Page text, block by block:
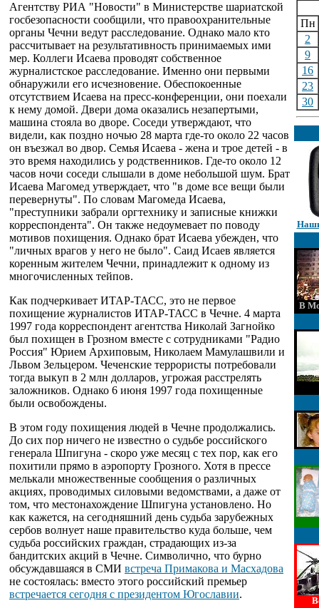
Агентству РИА "Новости" в Министерстве шариатской
госбезопасности сообщили, что правоохранительные
органы Чечни ведут расследование. Однако мало кто
рассчитывает на результативность принимаемых ими
мер. Коллеги Исаева проводят собственное
журналистское расследование. Именно они первыми
обнаружили его исчезновение. Обеспокоенные
отсутствием Исаева на пресс-конференции, они поехали
к нему домой. Двери дома оказались незапертыми,
машина стояла во дворе. Соседи утверждают, что
видели, как поздно ночью 28 марта где-то около 22 часов
он въезжал во двор. Семья Исаева - жена и трое детей - в
это время находились у родственников. Где-то около 12
часов ночи соседи слышали в доме небольшой шум. Брат
Исаева Магомед утверждает, что "в доме все вещи были
перевернуты". По словам Магомеда Исаева,
"преступники забрали оргтехнику и записные книжки
корреспондента". Он также недоумевает по поводу
мотивов похищения. Однако брат Исаева убежден, что
"личных врагов у него не было". Саид Исаев является
коренным жителем Чечни, принадлежит к одному из
многочисленных тейпов.
Как подчеркивает ИТАР-ТАСС, это не первое
похищение журналистов ИТАР-ТАСС в Чечне. 4 марта
1997 года корреспондент агентства Николай Загнойко
был похищен в Грозном вместе с сотрудниками "Радио
Россия" Юрием Архиповым, Николаем Мамулашвили и
Львом Зельцером. Чеченские террористы потребовали
тогда выкуп в 2 млн долларов, угрожая расстрелять
заложников. Однако 6 июня 1997 года похищенные
были освобождены.
В этом году похищения людей в Чечне продолжались.
До сих пор ничего не известно о судьбе российского
генерала Шпигуна - скоро уже месяц с тех пор, как его
похитили прямо в аэропорту Грозного. Хотя в прессе
мелькали множественные сообщения о различных
акциях, проводимых силовыми ведомствами, а даже от
том, что местонахождение Шпигуна установлено. Но
как кажется, на сегодняшний день судьба зарубежных
сербов волнует наше правительство куда больше, чем
судьба российских граждан, страдающих из-за
бандитских акций в Чечне. Символично, что бурно
обсуждавшаяся в СМИ встреча Примакова и Масхадова
не состоялась: вместо этого российский премьер
встречается сегодня с президентом Югославии.
Пн
2
9
16
23
30
В